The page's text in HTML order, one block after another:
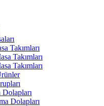
Takımları
Takımları
Takımları
Dolapları